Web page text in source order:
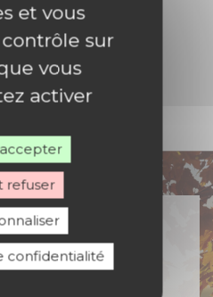
nous
et vous
sur
vous
activer
refuser
confidentialité